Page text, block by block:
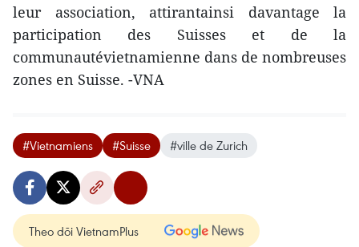
leur association, attirantainsi davantage la
participation des Suisses et de la
communautévietnamienne dans de nombreuses
zones en Suisse. -VNA
#Vietnamiens #Suisse #ville de Zurich
Theo dõi VietnamPlus